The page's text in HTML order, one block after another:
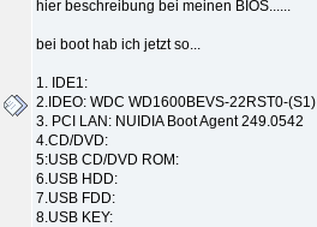
hier beschreibung bei meinen BIOS......
bei boot hab ich jetzt so...
1. IDE1:
2.IDEO: WDC WD1600BEVS-22RST0-(S1)
3. PCI LAN: NUIDIA Boot Agent 249.0542
4.CD/DVD:
5:USB CD/DVD ROM:
6.USB HDD:
7.USB FDD:
8.USB KEY: